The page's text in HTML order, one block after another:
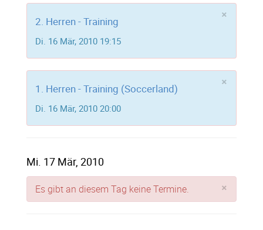
×
2. Herren - Training
Di. 16 Mär, 2010 19:15
×
1. Herren - Training (Soccerland)
Di. 16 Mär, 2010 20:00
Mi. 17 Mär, 2010
×
Es gibt an diesem Tag keine Termine.